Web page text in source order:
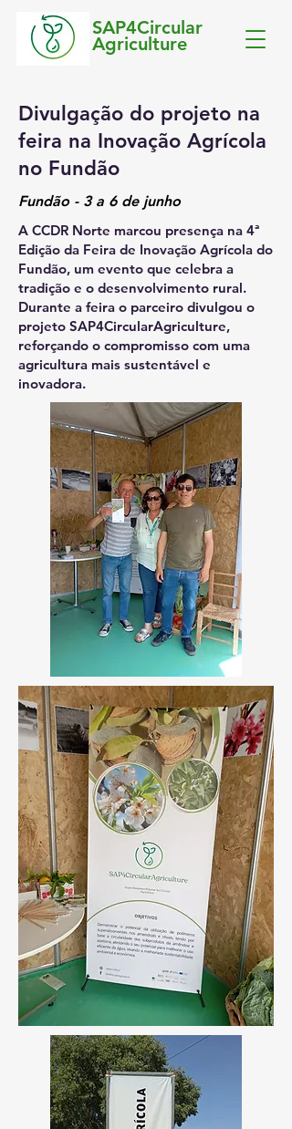
SAP4Circular
Agriculture
Divulgação do projeto na
feira na Inovação Agrícola
no Fundão
Fundão - 3 a 6 de junho
A CCDR Norte marcou presença na 4ª
Edição da Feira de Inovação Agrícola do
Fundão, um evento que celebra a
tradição e o desenvolvimento rural.
Durante a feira o parceiro divulgou o
projeto SAP4CircularAgriculture,
reforçando o compromisso com uma
agricultura mais sustentável e
inovadora.